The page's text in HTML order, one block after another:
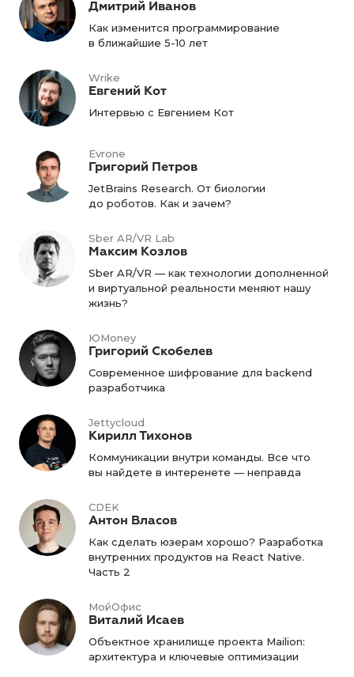
Дмитрий Иванов
Как изменится программирование
в ближайшие 5-10 лет
Wrike
Евгений Кот
Интервью с Евгением Кот
Evrone
Григорий Петров
JetBrains Research. От биологии
до роботов. Как и зачем?
Sber AR/VR Lab
Максим Козлов
Sber AR/VR — как технологии дополненной
и виртуальной реальности меняют нашу
жизнь?
ЮMoney
Григорий Скобелев
Современное шифрование для backend
разработчика
Jettycloud
Кирилл Тихонов
Коммуникации внутри команды. Все что
вы найдете в интеренете — неправда
CDEK
Антон Власов
Как сделать юзерам хорошо? Разработка
внутренних продуктов на React Native.
Часть 2
МойОфис
Виталий Исаев
Объектное хранилище проекта Mailion:
архитектура и ключевые оптимизации